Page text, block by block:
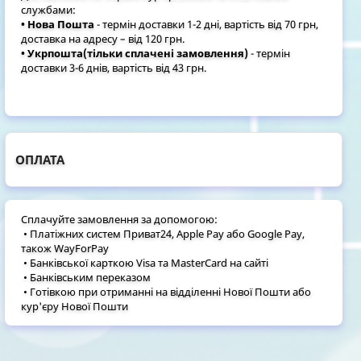
службами:
• Нова Пошта - термін доставки 1-2 дні, вартість від 70 грн,
доставка на адресу – від 120 грн.
• Укрпошта(тільки сплачені замовлення)- термін
доставки 3-6 днів, вартість від 43 грн.
ОПЛАТА
Сплачуйте замовлення за допомогою:
• Платіжних систем Приват24, Apple Pay або Google Pay,
також WayForPay
• Банківської карткою Visa та MasterCard на сайті
• Банківським переказом
• Готівкою при отриманні на відділенні Нової Пошти або
кур'єру Нової Пошти